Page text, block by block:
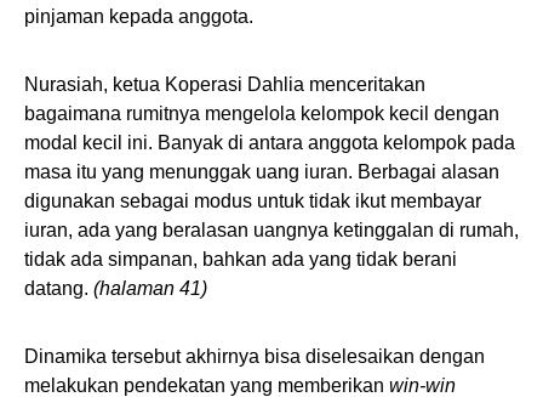
pinjaman kepada anggota.
Nurasiah, ketua Koperasi Dahlia menceritakan
bagaimana rumitnya mengelola kelompok kecil dengan
modal kecil ini. Banyak di antara anggota kelompok pada
masa itu yang menunggak uang iuran. Berbagai alasan
digunakan sebagai modus untuk tidak ikut membayar
iuran, ada yang beralasan uangnya ketinggalan di rumah,
tidak ada simpanan, bahkan ada yang tidak berani
datang. (halaman 41)
Dinamika tersebut akhirnya bisa diselesaikan dengan
melakukan pendekatan yang memberikan win-win